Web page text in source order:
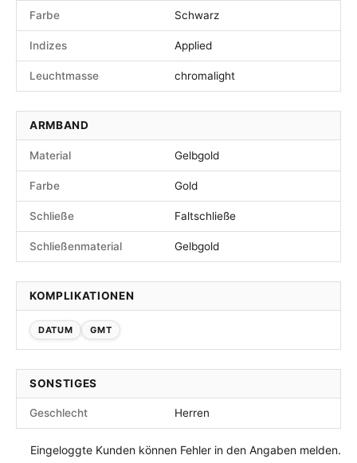
Farbe Schwarz
Indizes Applied
Leuchtmasse chromalight
ARMBAND
Material Gelbgold
Farbe Gold
Schließe Faltschließe
Schließenmaterial Gelbgold
KOMPLIKATIONEN
DATUM GMT
SONSTIGES
Geschlecht Herren
Eingeloggte Kunden können Fehler in den Angaben melden.